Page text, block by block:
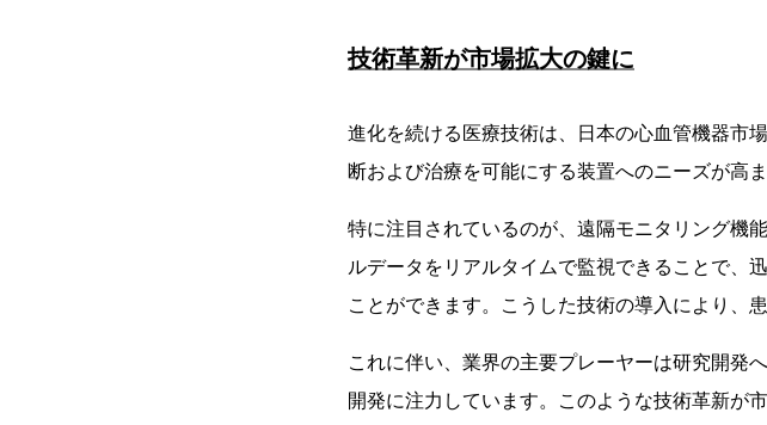
技術革新が市場拡大の鍵に
進化を続ける医療技術は、日本の心血管機器市
断および治療を可能にする装置へのニーズが高
特に注目されているのが、遠隔モニタリング機
ルデータをリアルタイムで監視できることで、
ことができます。こうした技術の導入により、
これに伴い、業界の主要プレーヤーは研究開発
開発に注力しています。このような技術革新が